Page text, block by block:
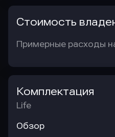
Стоимость
Примерные расходы
Комплектация
Life
Обзор